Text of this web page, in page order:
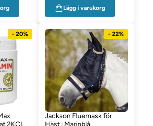
Lägg i varukorg
- 20% - 22%
Jackson Fluemask för